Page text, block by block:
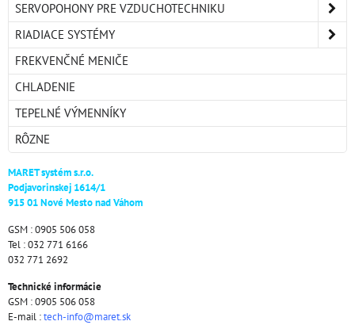
SERVOPOHONY PRE VZDUCHOTECHNIKU
RIADIACE SYSTÉMY
FREKVENČNÉ MENIČE
CHLADENIE
TEPELNÉ VÝMENNÍKY
RÔZNE
MARET systém s.r.o.
Podjavorinskej 1614/1
915 01 Nové Mesto nad Váhom
GSM : 0905 506 058
Tel : 032 771 6166
032 771 2692
Technické informácie
GSM : 0905 506 058
E-mail :tech-info@maret.sk